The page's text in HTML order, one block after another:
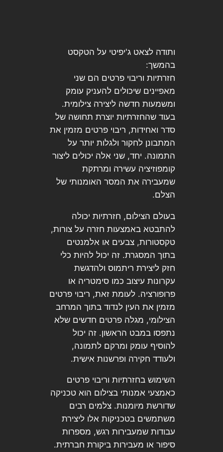
ותודה לצאט ג'יפיטי על הטקסט
בהמשך:
חזרתיות וריבוי פרטים הם שני
מאפיינים שיכולים להעניק עומק
ומשמעות חדשה ליצירה צילומית.
בעוד שהחזרתיות יוצרת תחושה של
סדר ואחידות, ריבוי פרטים מזמין את
המתבונן לחקור ולגלות יותר על
התמונה. יחד, שני אלה יכולים ליצור
קומפוזיציה עשירה ומרתקת
שמעבירה את המסר האומנותי של
הצלם.
בעולם הצילום, חזרתיות יכולה
להתבטא באמצעות חזרה על צורות,
טקסטורות, צבעים או אלמנטים
בתוך המסגרת. זה יכול להיות כלי
חזק ליצירת ריתמוס ולהדגשת
עקרונות עיצוב כמו סימטריה או
פרופורציה. לעומת זאת, ריבוי פרטים
מזמין את העין לנדוד בתוך המרחב
הצילומי, מגלה פרטים חדשים שלא
נתפסו במבט הראשון. זה יכול
להוסיף עומק ומרקם לתמונה,
ולעודד חקירה ופרשנות אישית.
השימוש בחזרתיות וריבוי פרטים
כאמצעי אמנותי בצילום הוא טכניקה
שדורשת מיומנות. צלמים רבים
משתמשים בטכניקות אלו ליצירת
עבודות שמעבירות רגש, מספרות
סיפור או מעבירות ביקורת חברתית.